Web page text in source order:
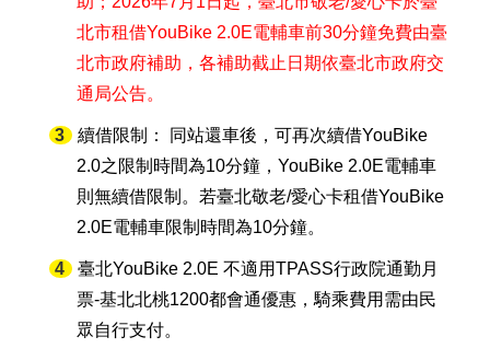
北市租借YouBike 2.0E電輔車前30分鐘免費由臺
北市政府補助，各補助截止日期依臺北市政府交
通局公告。
續借限制： 同站還車後，可再次續借YouBike
2.0之限制時間為10分鐘，YouBike 2.0E電輔車
則無續借限制。若臺北敬老/愛心卡租借YouBike
2.0E電輔車限制時間為10分鐘。
臺北YouBike 2.0E 不適用TPASS行政院通勤月
票-基北北桃1200都會通優惠，騎乘費用需由民
眾自行支付。